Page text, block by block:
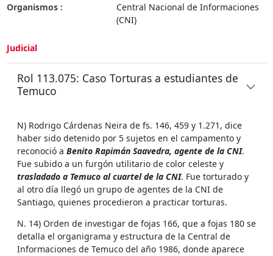
Organismos :
Central Nacional de Informaciones
(CNI)
Judicial
Rol 113.075: Caso Torturas a estudiantes de
Temuco
N) Rodrigo Cárdenas Neira de fs. 146, 459 y 1.271, dice
haber sido detenido por 5 sujetos en el campamento y
reconoció a Benito Rapimán Saavedra, agente de la CNI.
Fue subido a un furgón utilitario de color celeste y
trasladado a Temuco al cuartel de la CNI. Fue torturado y
al otro día llegó un grupo de agentes de la CNI de
Santiago, quienes procedieron a practicar torturas.
N. 14) Orden de investigar de fojas 166, que a fojas 180 se
detalla el organigrama y estructura de la Central de
Informaciones de Temuco del año 1986, donde aparece